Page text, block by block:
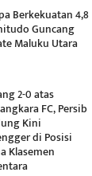
Berkekuatan 4,8
Guncang
Maluku Utara
2-0 atas
FC, Persib
Kini
di Posisi
Klasemen